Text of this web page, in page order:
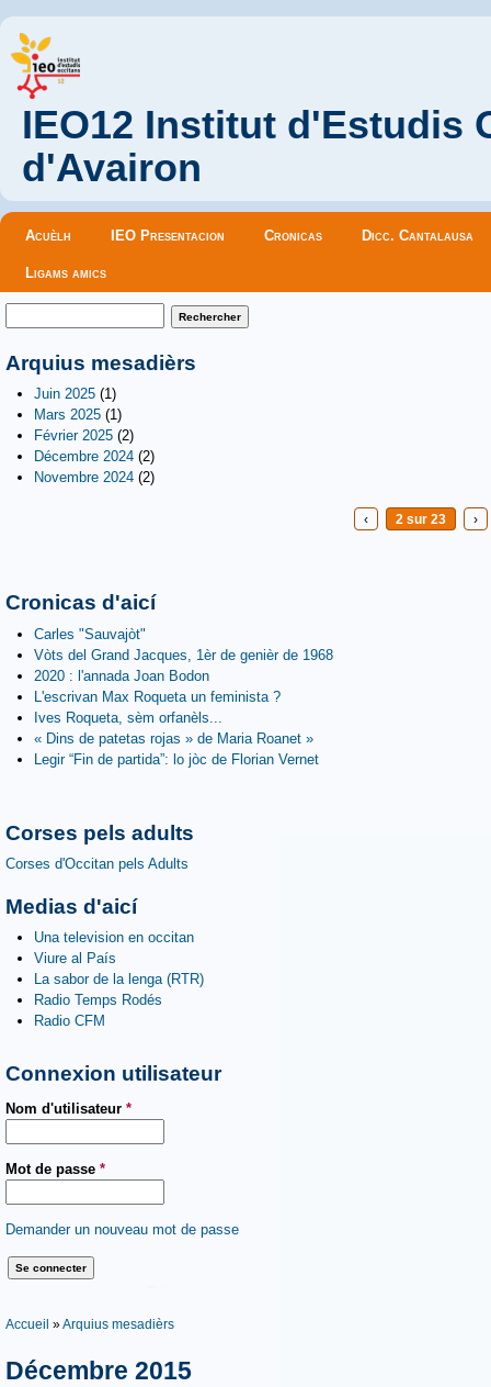
IEO12 Institut d'Estudis
d'Avairon
Menu principal
Acuèlh IEO Presentacion Cronicas Dicc. Cantalausa
Ligams amics
Formulaire de recherche
Arquius mesadièrs
Juin 2025 (1)
Mars 2025 (1)
Février 2025 (2)
Décembre 2024 (2)
Novembre 2024 (2)
‹ 2 sur 23 ›
Cronicas d'aicí
Carles "Sauvajòt"
Vòts del Grand Jacques, 1èr de genièr de 1968
2020 : l'annada Joan Bodon
L'escrivan Max Roqueta un feminista ?
Ives Roqueta, sèm orfanèls...
« Dins de patetas rojas » de Maria Roanet »
Legir “Fin de partida”: lo jòc de Florian Vernet
Corses pels adults
Corses d'Occitan pels Adults
Medias d'aicí
Una television en occitan
Viure al País
La sabor de la lenga (RTR)
Radio Temps Rodés
Radio CFM
Connexion utilisateur
Nom d'utilisateur *
Mot de passe *
Demander un nouveau mot de passe
Vous êtes ici
Accueil »Arquius mesadièrs
Décembre 2015